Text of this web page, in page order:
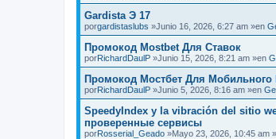
Gardista Э 17
porgardistaslubs »Junio 16, 2026, 6:27 am »en
Промокод Mostbet Для Ставок
porRichardDaulP »Junio 15, 2026, 8:21 am »en
Промокод Мостбет Для Мобильного
porRichardDaulP »Junio 5, 2026, 8:16 am »en
SpeedyIndex y la vibración del sitio
проверенные сервисы
porRosserial_Geado »Mayo 23, 2026, 10:45 am